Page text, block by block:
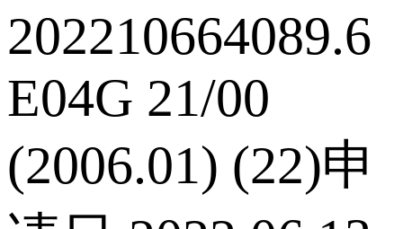
202210664089.6
E04G 21/00
(2006.01) (22)申